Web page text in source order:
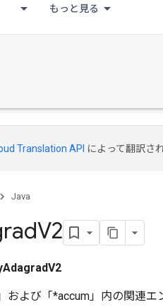
もっと見る
Translation API によって翻訳さ
Java
V2
よび「*accum」内の関連エ